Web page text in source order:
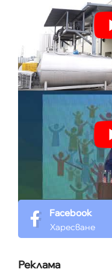
Facebook
Харесване
Реклама